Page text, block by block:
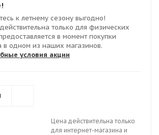
к летнему сезону выгодно!
только для физических
в момент покупки
в одном из наших магазинов.
условия акции
Цена действительна только
для интернет-магазина и